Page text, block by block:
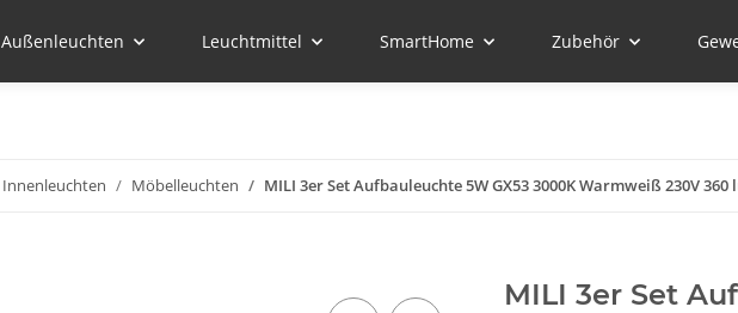
Außenleuchten Leuchtmittel SmartHome Zubehör
Innenleuchten Möbelleuchten MILI 3er Set Aufbauleuchte 5W GX53 3000K Warmweiß 230V 360
MILI 3er Set